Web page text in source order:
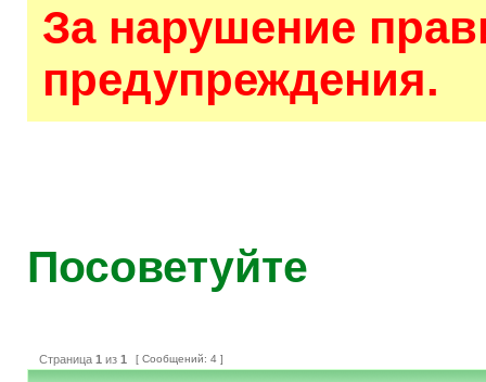
За нарушение
предупреждения.
Посоветуйте
Страница 1 из 1 [ Сообщений: 4 ]